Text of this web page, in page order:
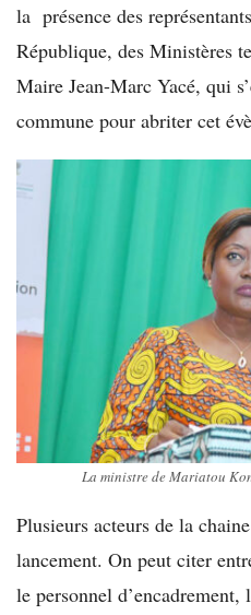
la présence des
République, des Ministères
Maire Jean-Marc Yacé, qui
commune pour abriter cet
La ministre de Mariatou
Plusieurs acteurs de la
lancement. On peut citer
le personnel